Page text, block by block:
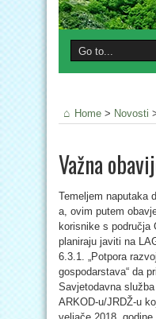
Home > Novosti
Važna
Temeljem naputaka
a, ovim putem
korisnike s područja
planiraju javiti na
6.3.1. „Potpora
gospodarstava“ da
Savjetodavna
ARKOD-u/JRDŽ-u